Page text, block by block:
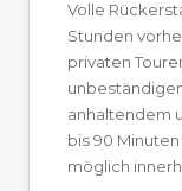
Volle
Stunden
privaten
anhaltendem
bis 90
möglich